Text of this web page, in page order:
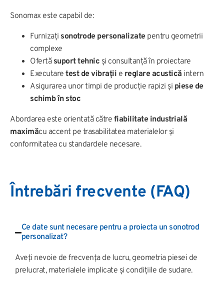
Sonomax este capabil de:
Furnizați sonotrode personalizatepentru geometrii
complexe
Ofertă suport tehnic și consultanță în proiectare
Executare test de vibrații e reglare acustică intern
Asigurarea unor timpi de producție rapizi și piese de
schimb în stoc
Abordarea este orientată către fiabilitate industrială
maximăcu accent pe trasabilitatea materialelor și
conformitatea cu standardele necesare.
Întrebări frecvente (FAQ)
Ce date sunt necesare pentru a proiecta un sonotrod
personalizat?
Aveți nevoie de frecvența de lucru, geometria piesei de
prelucrat, materialele implicate și condițiile de sudare.